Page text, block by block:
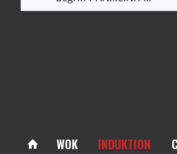
WOK INDUKTION